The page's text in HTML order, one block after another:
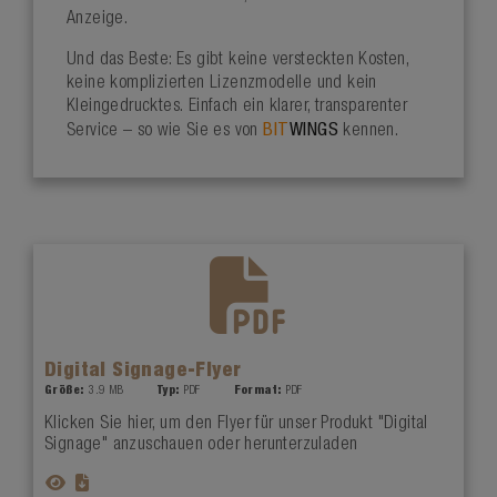
Anzeige.
Und das Beste: Es gibt keine versteckten Kosten,
keine komplizierten Lizenzmodelle und kein
Kleingedrucktes. Einfach ein klarer, transparenter
Service – so wie Sie es vonBIT WINGS kennen.
Digital Signage-Flyer
Größe: 3.9 MB Typ: PDF Format: PDF
Klicken Sie hier, um den Flyer für unser Produkt "Digital
Signage" anzuschauen oder herunterzuladen